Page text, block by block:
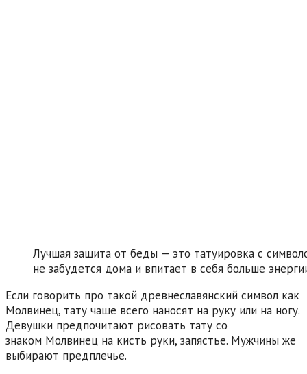
Лучшая защита от беды — это татуировка с
не забудется дома и впитает в себя больше
Если говорить про такой древнеславянский символ как
Молвинец, тату чаще всего наносят на руку или на ногу.
Девушки предпочитают рисовать тату со
знаком Молвинец на кисть руки, запястье. Мужчины же
выбирают предплечье.